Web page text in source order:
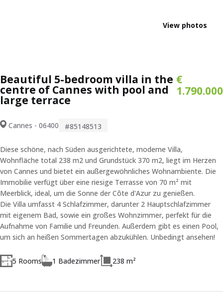
View photos
Beautiful 5-bedroom villa in the
centre of Cannes with pool and
large terrace
€
1.790.000
Cannes - 06400 #85148513
Diese schöne, nach Süden ausgerichtete, moderne Villa,
Wohnfläche total 238 m2 und Grundstück 370 m2, liegt im Herzen
von Cannes und bietet ein außergewöhnliches Wohnambiente. Die
Immobilie verfügt über eine riesige Terrasse von 70 m² mit
Meerblick, ideal, um die Sonne der Côte d'Azur zu genießen.
Die Villa umfasst 4 Schlafzimmer, darunter 2 Hauptschlafzimmer
mit eigenem Bad, sowie ein großes Wohnzimmer, perfekt für die
Aufnahme von Familie und Freunden. Außerdem gibt es einen Pool,
um sich an heißen Sommertagen abzukühlen. Unbedingt ansehen!
5 Rooms 1 Badezimmer 238 m²